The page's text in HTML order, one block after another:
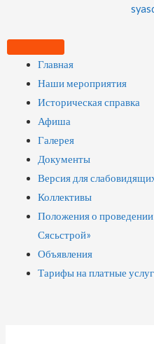
Главная
Наши мероприятия
Историческая справка
Афиша
Галерея
Документы
Версия для
Коллективы
Положения о
Сясьстрой»
Объявления
Тарифы на платные